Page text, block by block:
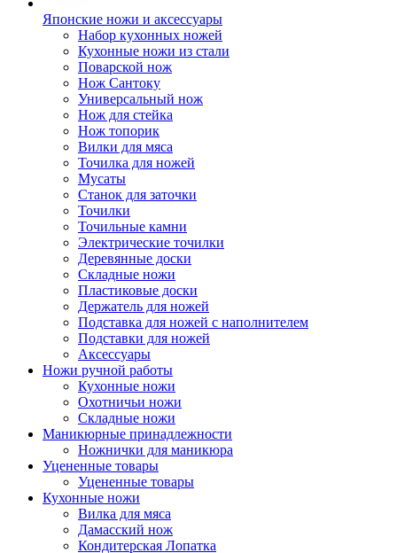
Японские ножи и аксессуары
Набор кухонных ножей
Кухонные ножи из стали
Поварской нож
Нож Сантоку
Универсальный нож
Нож для стейка
Нож топорик
Вилки для мяса
Точилка для ножей
Мусаты
Станок для заточки
Точилки
Точильные камни
Электрические точилки
Деревянные доски
Складные ножи
Пластиковые доски
Держатель для ножей
Подставка для ножей с наполнителем
Подставки для ножей
Аксессуары
Ножи ручной работы
Кухонные ножи
Охотничьи ножи
Складные ножи
Маникюрные принадлежности
Ножнички для маникюра
Уцененные товары
Уцененные товары
Кухонные ножи
Вилка для мяса
Дамасский нож
Кондитерская Лопатка